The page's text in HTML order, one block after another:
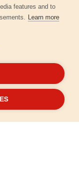
vyhrazena
features and to
Learn more